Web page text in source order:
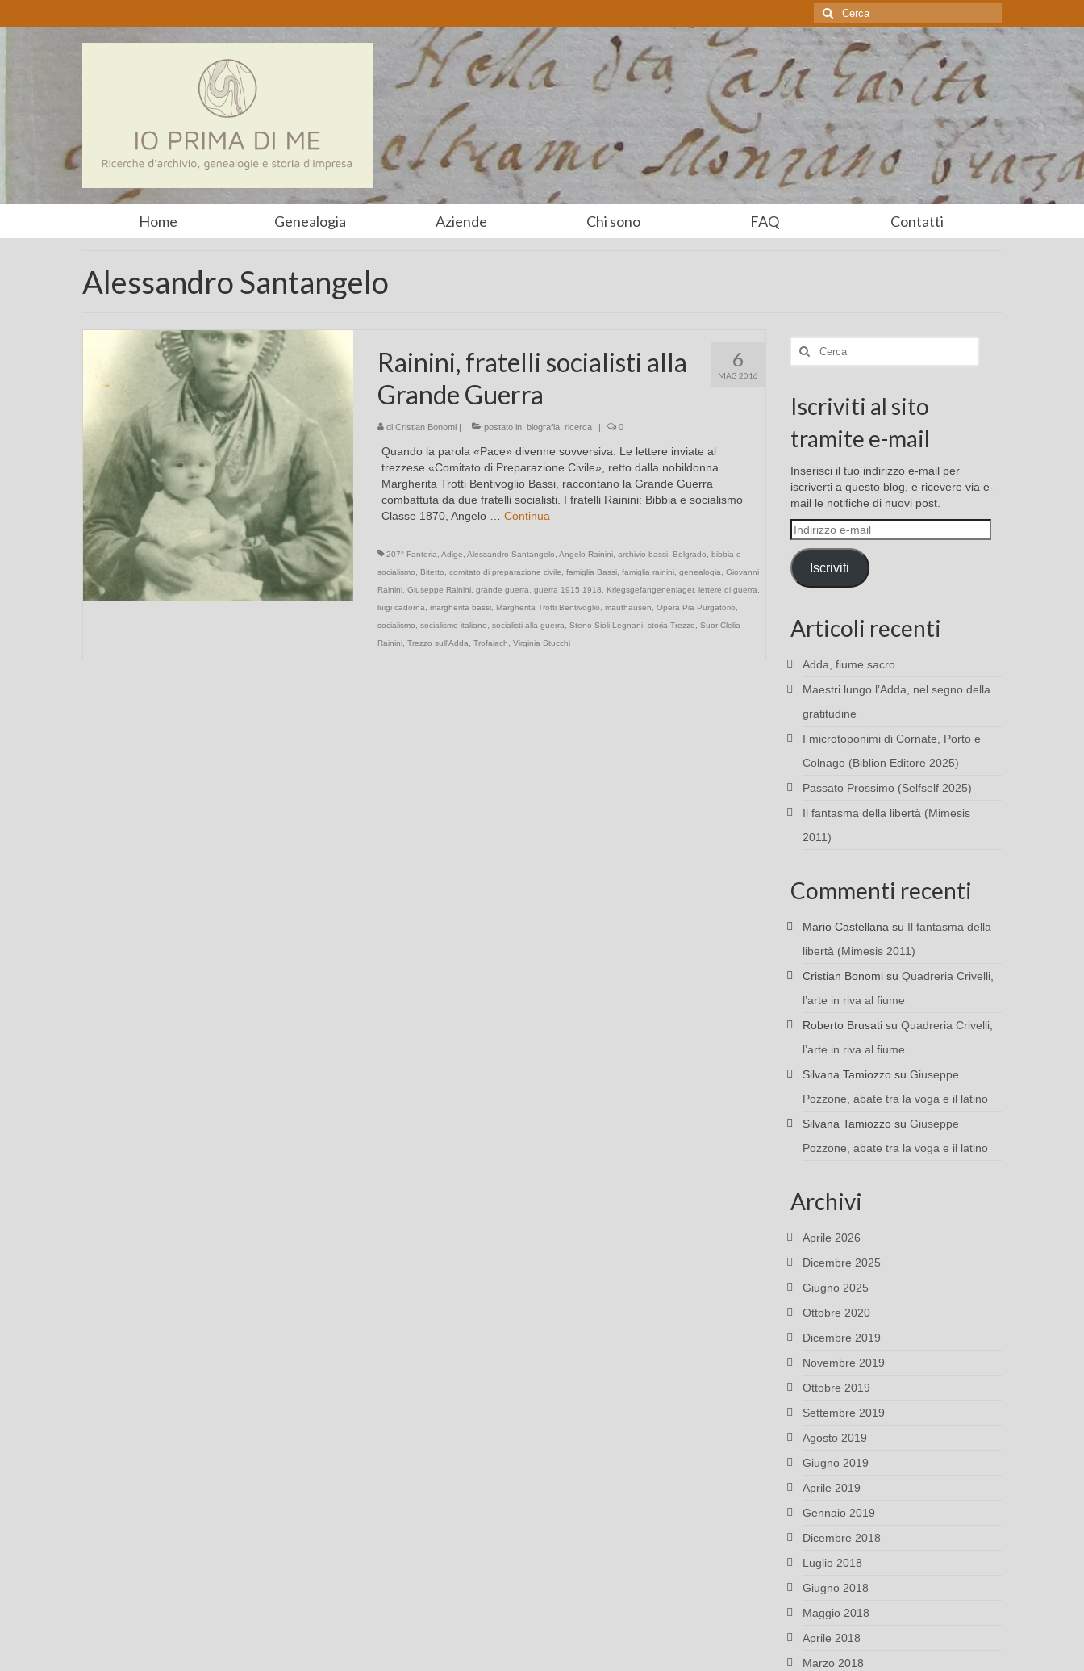
Cerca:
Home Genealogia Aziende Chi sono FAQ Contatti
Alessandro Santangelo
6
MAG 2016
Rainini, fratelli socialisti alla
Grande Guerra
di Cristian Bonomi| postato in: biografia, ricerca | 0
Quando la parola «Pace» divenne sovversiva. Le lettere inviate al
trezzese «Comitato di Preparazione Civile», retto dalla nobildonna
Margherita Trotti Bentivoglio Bassi, raccontano la Grande Guerra
combattuta da due fratelli socialisti. I fratelli Rainini: Bibbia e socialismo
Classe 1870, Angelo … Continua
207° Fanteria Adige Alessandro Santangelo Angelo Rainini, archivio bassi, Belgrado
bibbia e
socialismo
Bitetto comitato di preparazione civile famiglia Bassi, famiglia rainini, genealogia
Giovanni
Rainini, Giuseppe Rainini, grande guerra guerra 1915 1918 Kriegsgefangenenlager, lettere di guerra
luigi cadorna
margherita bassi, Margherita Trotti Bentivoglio mauthausen Opera Pia Purgatorio
socialismo
socialismo italiano socialisti alla guerra Steno Sioli Legnani, storia Trezzo
Suor Clelia
Rainini, Trezzo sull'Adda Trofaiach Virginia Stucchi
Cerca:
Iscriviti al sito
tramite e-mail
Inserisci il tuo indirizzo e-mail per
iscriverti a questo blog, e ricevere via e-
mail le notifiche di nuovi post.
Indirizzo
e-
mail
Iscriviti
Articoli recenti
Adda, fiume sacro
Maestri lungo l’Adda, nel segno della
gratitudine
I microtoponimi di Cornate, Porto e
Colnago (Biblion Editore 2025)
Passato Prossimo (Selfself 2025)
Il fantasma della libertà (Mimesis
2011)
Commenti recenti
Mario Castellana su Il fantasma della
libertà (Mimesis 2011)
Cristian Bonomisu Quadreria Crivelli,
l’arte in riva al fiume
Roberto Brusatisu Quadreria Crivelli,
l’arte in riva al fiume
Silvana Tamiozzosu Giuseppe
Pozzone, abate tra la voga e il latino
Silvana Tamiozzosu Giuseppe
Pozzone, abate tra la voga e il latino
Archivi
Aprile 2026
Dicembre 2025
Giugno 2025
Ottobre 2020
Dicembre 2019
Novembre 2019
Ottobre 2019
Settembre 2019
Agosto 2019
Giugno 2019
Aprile 2019
Gennaio 2019
Dicembre 2018
Luglio 2018
Giugno 2018
Maggio 2018
Aprile 2018
Marzo 2018